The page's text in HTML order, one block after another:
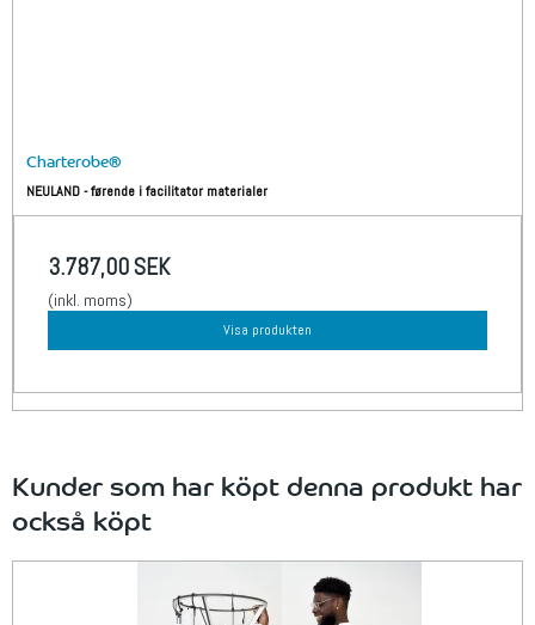
Charterobe®
NEULAND - førende i facilitator materialer
3.787,00 SEK
(inkl. moms)
Visa produkten
Kunder som har köpt denna produkt har
också köpt